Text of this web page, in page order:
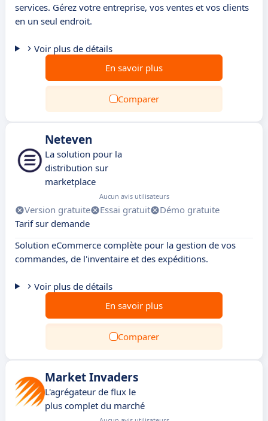
services. Gérez votre entreprise, vos ventes et vos clients
en un seul endroit.
Voir plus de détails
En savoir plus
Comparer
Neteven
La solution pour la
distribution sur
marketplace
Aucun avis utilisateurs
Version gratuite Essai gratuit
Démo gratuite
Tarif sur demande
Solution eCommerce complète pour la gestion de vos
commandes, de l'inventaire et des expéditions.
Voir plus de détails
En savoir plus
Comparer
Market Invaders
L'agrégateur de flux le
plus complet du marché